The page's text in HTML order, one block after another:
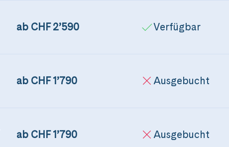
ab CHF 2’590 Verfügbar
ab CHF 1’790 Ausgebucht
ab CHF 1’790 Ausgebucht